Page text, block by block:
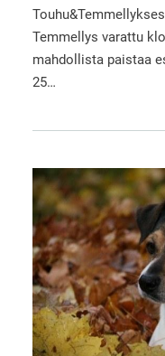
Temmellys varattu
mahdollista paistaa
25…